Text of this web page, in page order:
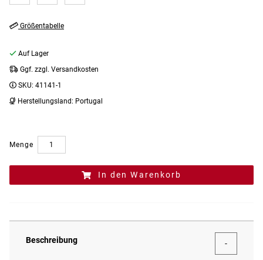
Größentabelle
Auf Lager
Ggf. zzgl. Versandkosten
SKU: 41141-1
Herstellungsland: Portugal
Menge
In den Warenkorb
Beschreibung